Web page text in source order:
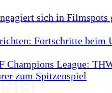
sich in Filmspots
Fortschritte beim
Champions League:
zum Spitzenspiel